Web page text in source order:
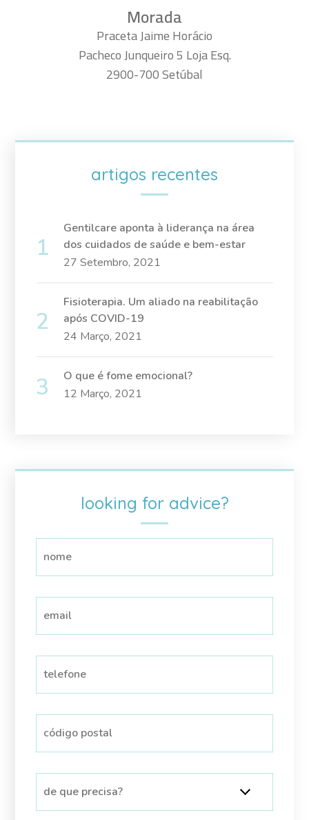
Morada
Praceta Jaime Horácio
Pacheco Junqueiro 5 Loja Esq.
2900-700 Setúbal
artigos recentes
Gentilcare aponta à liderança na área
dos cuidados de saúde e bem-estar
27 Setembro, 2021
Fisioterapia. Um aliado na reabilitação
após COVID-19
24 Março, 2021
O que é fome emocional?
12 Março, 2021
looking for advice?